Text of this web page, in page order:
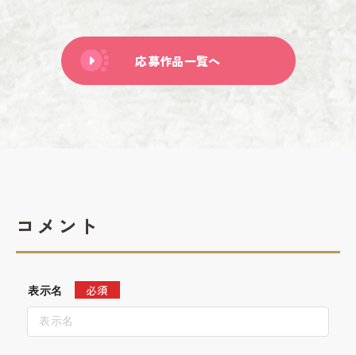
応募作品一覧へ
コメント
表示名 必須